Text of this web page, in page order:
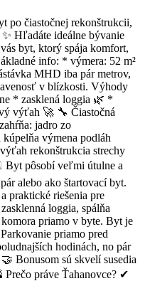
čiastočnej rekonštrukcii,
Hľadáte ideálne bývanie
byt, ktorý spája komfort,
info: * výmera: 52 m²
MHD iba pár metrov,
v blízkosti. Výhody
* zasklená loggia 🌿 *
výťah 🚀 🔧 Čiastočná
jadro zo
výmena podláh
rekonštrukcia strechy
pôsobí veľmi útulne a
alebo ako štartovací byt.
praktické riešenia pre
loggia, spálňa
priamo v byte. Byt je
priamo pred
hodinách, no pár
Bonusom sú skvelí susedia
práve Ťahanovce? ✔